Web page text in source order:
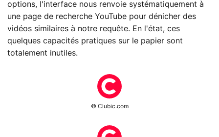
options, l'interface nous renvoie systématiquement à
une page de recherche YouTube pour dénicher des
vidéos similaires à notre requête. En l'état, ces
quelques capacités pratiques sur le papier sont
totalement inutiles.
© Clubic.com